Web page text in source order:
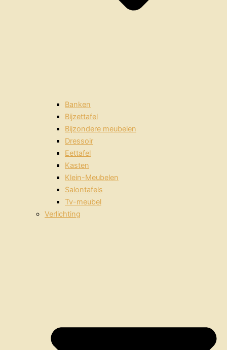
Banken
Bijzettafel
Bijzondere meubelen
Dressoir
Eettafel
Kasten
Klein-Meubelen
Salontafels
Tv-meubel
Verlichting